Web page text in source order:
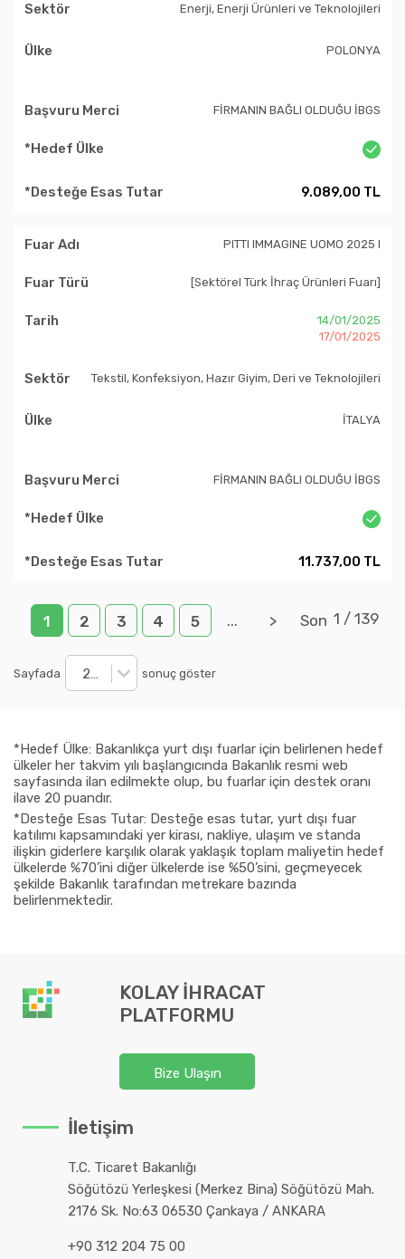
Enerji, Enerji Ürünleri ve Teknolojileri
POLONYA
FİRMANIN BAĞLI OLDUĞU İBGS
9.089,00 TL
PITTI IMMAGINE UOMO 2025 I
[Sektörel Türk İhraç Ürünleri Fuarı]
14/01/2025
17/01/2025
Tekstil, Konfeksiyon, Hazır Giyim, Deri ve Teknolojileri
İTALYA
FİRMANIN BAĞLI OLDUĞU İBGS
11.737,00 TL
1 2 3 4 5 ... > Son 1 / 139
Sayfada 20 sonuç göster
*Hedef Ülke: Bakanlıkça yurt dışı fuarlar için belirlenen hedef
ülkeler her takvim yılı başlangıcında Bakanlık resmi web
sayfasında ilan edilmekte olup, bu fuarlar için destek oranı
ilave 20 puandır.
*Desteğe Esas Tutar: Desteğe esas tutar, yurt dışı fuar
katılımı kapsamındaki yer kirası, nakliye, ulaşım ve standa
ilişkin giderlere karşılık olarak yaklaşık toplam maliyetin hedef
ülkelerde %70’ini diğer ülkelerde ise %50’sini, geçmeyecek
şekilde Bakanlık tarafından metrekare bazında
belirlenmektedir.
KOLAY İHRACAT
PLATFORMU
Bize Ulaşın
İletişim
T.C. Ticaret Bakanlığı
Söğütözü Yerleşkesi (Merkez Bina) Söğütözü Mah.
2176 Sk. No:63 06530 Çankaya / ANKARA
+90 312 204 75 00